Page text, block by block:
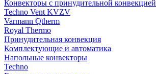
Конвекторы с принудительной конвекцией
Techno Vent KVZV
Varmann Qtherm
Royal Thermo
Принудительная конвекция
Комплектующие и автоматика
Напольные конвекторы
Techno